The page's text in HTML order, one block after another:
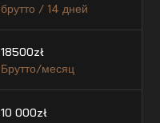
брутто / 14 дней
18500zł
Брутто/месяц
10 000zł